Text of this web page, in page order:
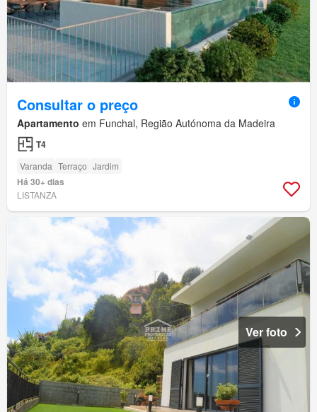
Consultar o preço
Apartamento em Funchal, Região Autónoma da Madeira
T4
Varanda Terraço Jardim
Há 30+ dias
LISTANZA
Ver foto